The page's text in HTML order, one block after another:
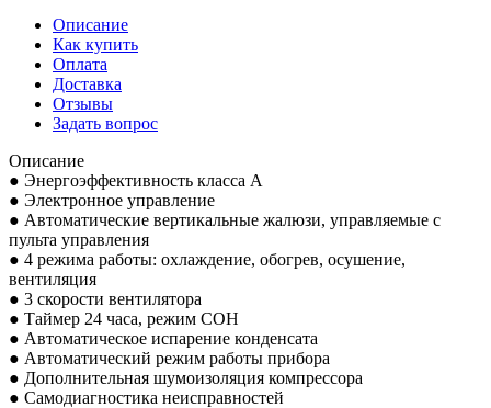
Описание
Как купить
Оплата
Доставка
Отзывы
Задать вопрос
Описание
● Энергоэффективность класса А
● Электронное управление
● Автоматические вертикальные жалюзи, управляемые с
пульта управления
● 4 режима работы: охлаждение, обогрев, осушение,
вентиляция
● 3 скорости вентилятора
● Таймер 24 часа, режим СОН
● Автоматическое испарение конденсата
● Автоматический режим работы прибора
● Дополнительная шумоизоляция компрессора
● Самодиагностика неисправностей